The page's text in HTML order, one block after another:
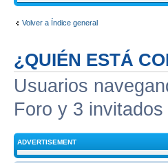
Volver a Índice general
¿QUIÉN ESTÁ
Usuarios
Foro y 3 invitados
ADVERTISEMENT